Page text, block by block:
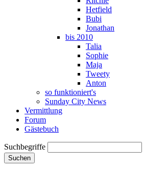
Hetfield
Bubi
Jonathan
bis 2010
Talia
Sophie
Maja
Tweety
Anton
so funktioniert's
Sunday City News
Vermittlung
Forum
Gästebuch
Suchbegriffe
Suchen